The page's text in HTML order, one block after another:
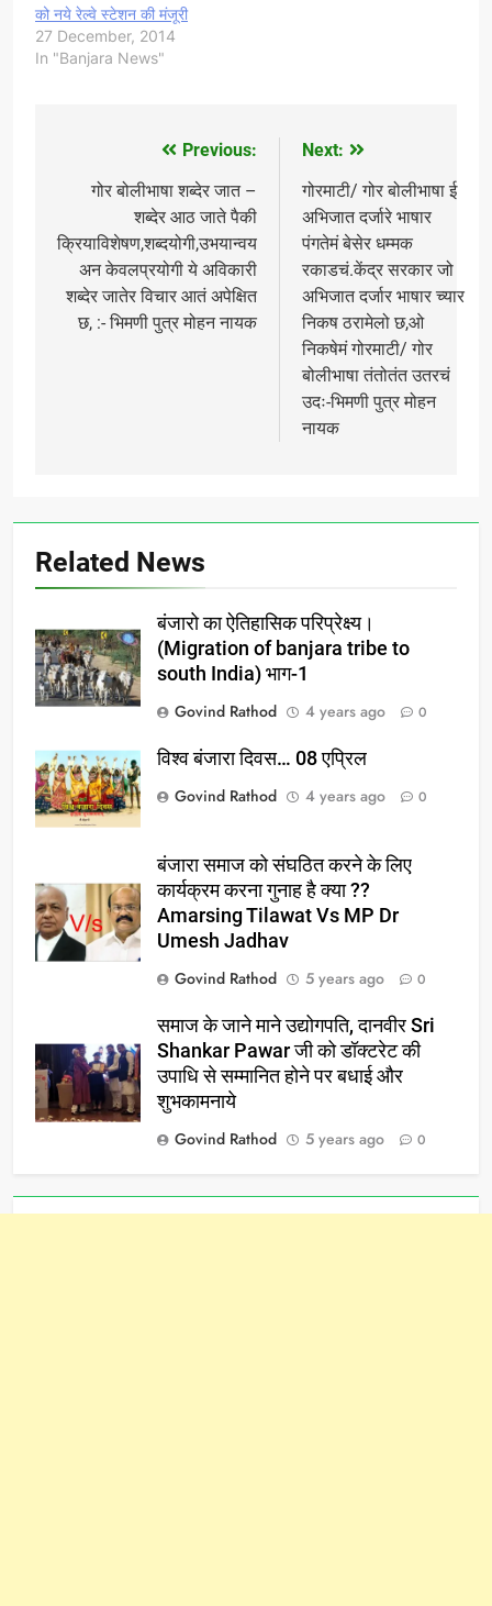
को नये रेल्वे स्टेशन की मंजूरी
27 December, 2014
In "Banjara News"
navigation
Previous:
गोर बोलीभाषा शब्देर जात –
शब्देर आठ जाते पैकी
क्रियाविशेषण,शब्दयोगी,उभयान्वय
अन केवलप्रयोगी ये अविकारी
शब्देर जातेर विचार आतं अपेक्षित
छ, :- भिमणी पुत्र मोहन नायक
Next:
गोरमाटी/ गोर बोलीभाषा ई
अभिजात दर्जारे भाषार
पंगतेमं बेसेर धम्मक
रकाडचं.केंद्र सरकार जो
अभिजात दर्जार भाषार च्यार
निकष ठरामेलो छ,ओ
निकषेमं गोरमाटी/ गोर
बोलीभाषा तंतोतंत उतरचं
उदः-भिमणी पुत्र मोहन
नायक
Related News
बंजारो का ऐतिहासिक परिप्रेक्ष्य।
(Migration of banjara tribe to
south India) भाग-1
Govind Rathod
4 years ago 0
विश्व बंजारा दिवस… 08 एप्रिल
Govind Rathod
4 years ago 0
बंजारा समाज को संघठित करने के लिए
कार्यक्रम करना गुनाह है क्या ??
Amarsing Tilawat Vs MP Dr
Umesh Jadhav
Govind Rathod
5 years ago 0
समाज के जाने माने उद्योगपति, दानवीर Sri
Shankar Pawar जी को डॉक्टरेट की
उपाधि से सम्मानित होने पर बधाई और
शुभकामनाये
Govind Rathod
5 years ago 0